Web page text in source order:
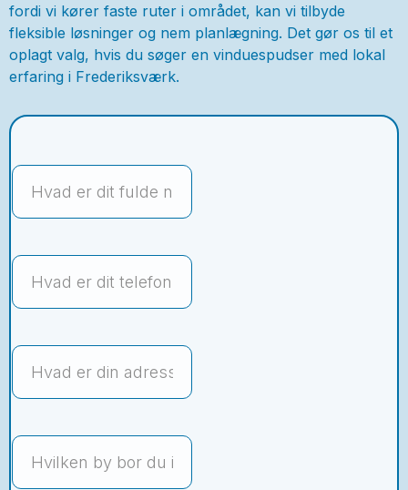
fordi vi kører faste ruter i området, kan vi tilbyde
fleksible løsninger og nem planlægning. Det gør os til et
oplagt valg, hvis du søger en vinduespudser med lokal
erfaring i Frederiksværk.